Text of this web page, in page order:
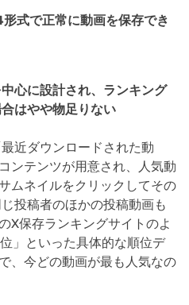
式で正常に動画を保存でき
心に設計され、ランキング
はやや物足りない
最近ダウンロードされた動
ンテンツが用意され、人気動
ムネイルをクリックしてその
投稿者のほかの投稿動画も
X保存ランキングサイトのよ
」といった具体的な順位デ
、今どの動画が最も人気なの